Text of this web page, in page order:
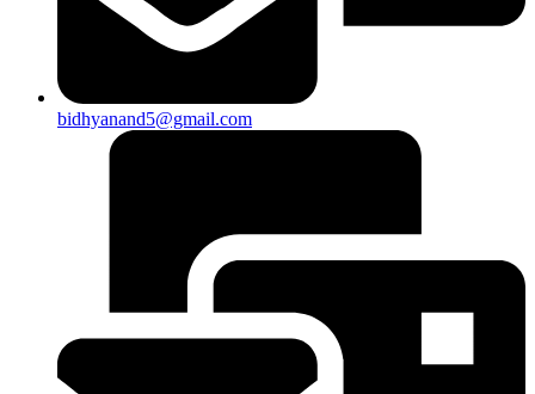
bidhyanand5@gmail.com